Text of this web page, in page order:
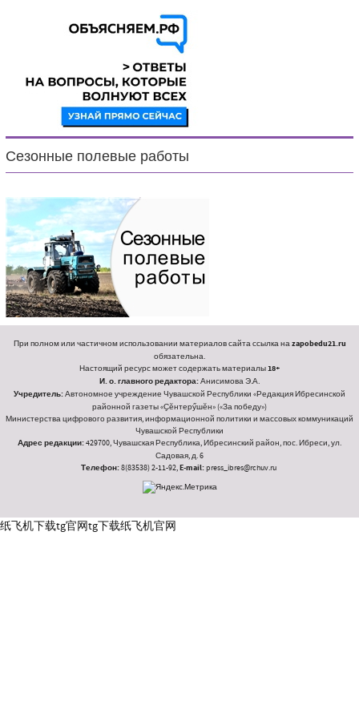
Сезонные полевые работы
При полном или частичном использовании материалов сайта ссылка наzapobedu21.ru
обязательна.
Настоящий ресурс может содержать материалы18+
И. о. главного редактора:Анисимова Э.А.
Учредитель:Автономное учреждение Чувашской Республики «Редакция Ибресинской
районной газеты «Ҫӗнтерӳшӗн» («За победу»)
Министерства цифрового развития, информационной политики и массовых коммуникаций
Чувашской Республики
Адрес редакции:429700, Чувашская Республика, Ибресинский район, пос. Ибреси, ул.
Садовая, д. 6
Телефон:8(83538) 2-11-92,E-mail:press_ibres@rchuv.ru
纸飞机下载tg官网tg下载纸飞机官网